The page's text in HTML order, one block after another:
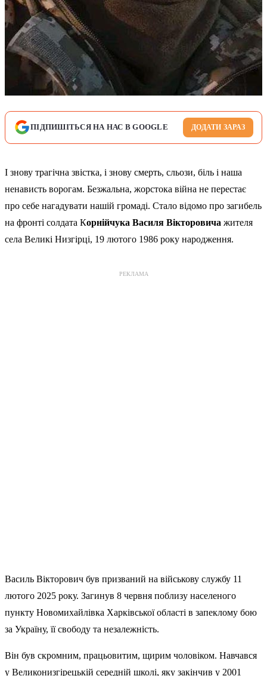
ПІДПИШІТЬСЯ НА НАС В GOOGLE ДОДАТИ ЗАРАЗ
І знову трагічна звістка, і знову смерть, сльози, біль і наша
ненависть ворогам. Безжальна, жорстока війна не перестає
про себе нагадувати нашій громаді. Стало відомо про загибель
на фронті солдата Корнійчука Василя Вікторовича жителя
села Великі Низгірці, 19 лютого 1986 року народження.
РЕКЛАМА
Василь Вікторович був призваний на військову службу 11
лютого 2025 року. Загинув 8 червня поблизу населеного
пункту Новомихайлівка Харківської області в запеклому бою
за Україну, її свободу та незалежність.
Він був скромним, працьовитим, щирим чоловіком. Навчався
у Великонизгірецькій середній школі, яку закінчив у 2001